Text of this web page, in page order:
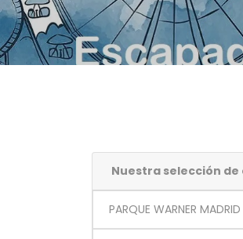
Nuestra selección
PARQUE WARNER MADRID